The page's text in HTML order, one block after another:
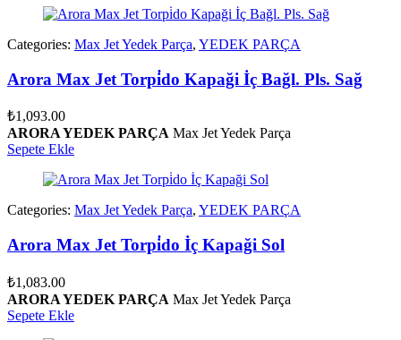
Categories: Max Jet Yedek Parça, YEDEK PARÇA
Arora Max Jet Torpi̇do Kapaği İç Bağl. Pls. Sağ
₺1,093.00
ARORA YEDEK PARÇA Max Jet Yedek Parça
Sepete Ekle
Categories: Max Jet Yedek Parça, YEDEK PARÇA
Arora Max Jet Torpi̇do İç Kapaği Sol
₺1,083.00
ARORA YEDEK PARÇA Max Jet Yedek Parça
Sepete Ekle